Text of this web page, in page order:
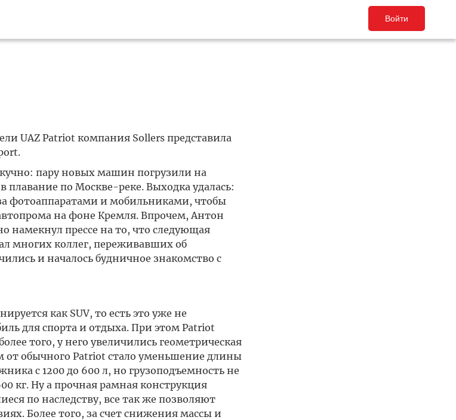
Войти
UAZ Patriot компания Sollers представила
пару новых машин погрузили на
по Москве-реке. Выходка удалась:
фотоаппаратами и мобильниками, чтобы
на фоне Кремля. Впрочем, Антон
намекнул прессе на то, что следующая
многих коллег, переживавших об
и началось будничное знакомство с
как SUV, то есть это уже не
для спорта и отдыха. При этом Patriot
того, у него увеличились геометрическая
обычного Patriot стало уменьшение длины
с 1200 до 600 л, но грузоподъемность не
кг. Ну а прочная рамная конструкция
по наследству, все так же позволяют
Более того, за счет снижения массы и